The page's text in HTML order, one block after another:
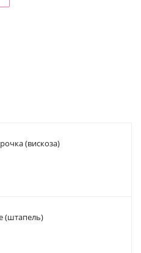
(вискоза)
(штапель)